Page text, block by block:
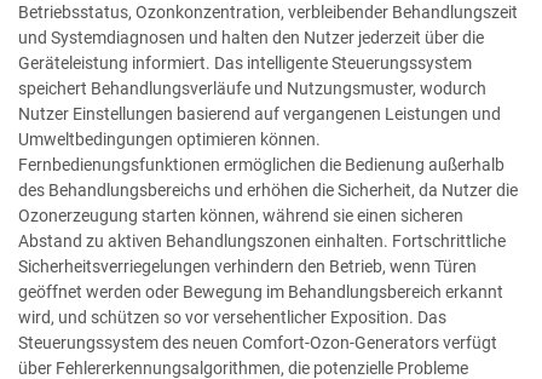
Betriebsstatus, Ozonkonzentration, verbleibender Behandlungszeit
und Systemdiagnosen und halten den Nutzer jederzeit über die
Geräteleistung informiert. Das intelligente Steuerungssystem
speichert Behandlungsverläufe und Nutzungsmuster, wodurch
Nutzer Einstellungen basierend auf vergangenen Leistungen und
Umweltbedingungen optimieren können.
Fernbedienungsfunktionen ermöglichen die Bedienung außerhalb
des Behandlungsbereichs und erhöhen die Sicherheit, da Nutzer die
Ozonerzeugung starten können, während sie einen sicheren
Abstand zu aktiven Behandlungszonen einhalten. Fortschrittliche
Sicherheitsverriegelungen verhindern den Betrieb, wenn Türen
geöffnet werden oder Bewegung im Behandlungsbereich erkannt
wird, und schützen so vor versehentlicher Exposition. Das
Steuerungssystem des neuen Comfort-Ozon-Generators verfügt
über Fehlererkennungsalgorithmen, die potenzielle Probleme